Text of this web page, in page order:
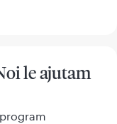
le ajutam